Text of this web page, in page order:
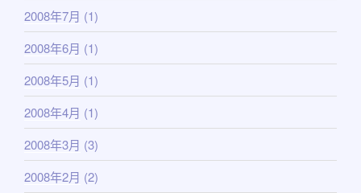
2008年7月 (1)
2008年6月 (1)
2008年5月 (1)
2008年4月 (1)
2008年3月 (3)
2008年2月 (2)